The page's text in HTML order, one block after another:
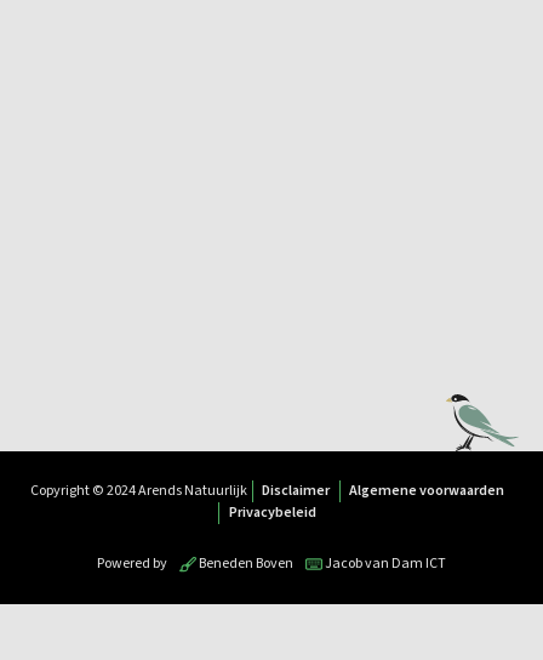
Copyright © 2024 Arends Natuurlijk Disclaimer
Algemene voorwaarden
Privacybeleid
Powered by Beneden Boven Jacob van Dam ICT